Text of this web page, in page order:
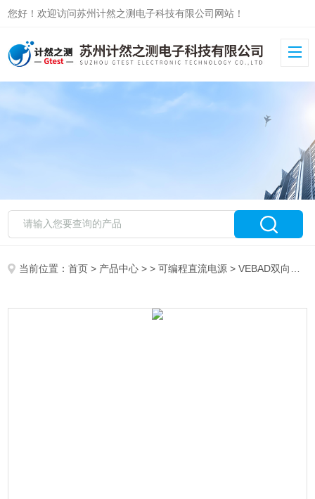
您好！欢迎访问苏州计然之测电子科技有限公司网站！
当前位置：首页 > 产品中心 > >可编程直流电源 > VEBAD双向双路直流测试电源Varied万瑞达